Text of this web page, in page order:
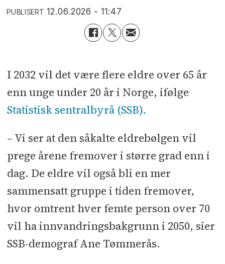
PUBLISERT 12.06.2026 - 11:47
I 2032 vil det være flere eldre over 65 år
enn unge under 20 år i Norge, ifølge
Statistisk sentralbyrå (SSB).
– Vi ser at den såkalte eldrebølgen vil
prege årene fremover i større grad enn i
dag. De eldre vil også bli en mer
sammensatt gruppe i tiden fremover,
hvor omtrent hver femte person over 70
vil ha innvandringsbakgrunn i 2050, sier
SSB-demograf Ane Tømmerås.